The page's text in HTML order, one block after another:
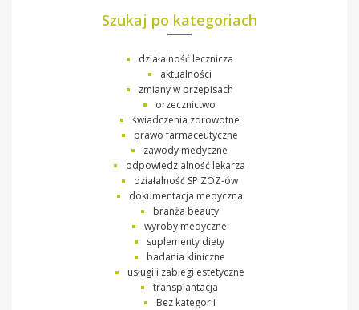
Szukaj po kategoriach
działalność lecznicza
aktualności
zmiany w przepisach
orzecznictwo
świadczenia zdrowotne
prawo farmaceutyczne
zawody medyczne
odpowiedzialność lekarza
działalność SP ZOZ-ów
dokumentacja medyczna
branża beauty
wyroby medyczne
suplementy diety
badania kliniczne
usługi i zabiegi estetyczne
transplantacja
Bez kategorii